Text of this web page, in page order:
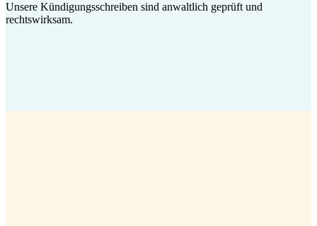
Unsere Kündigungsschreiben sind anwaltlich geprüft und
rechtswirksam.